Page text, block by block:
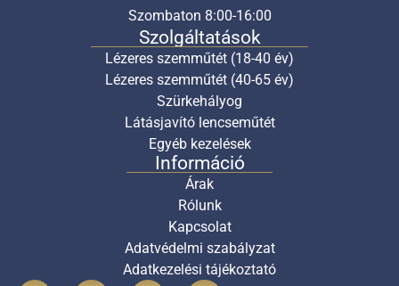
Szombaton 8:00-16:00
Szolgáltatások
Lézeres szemműtét (18-40 év)
Lézeres szemműtét (40-65 év)
Szürkehályog
Látásjavító lencseműtét
Egyéb kezelések
Információ
Árak
Rólunk
Kapcsolat
Adatvédelmi szabályzat
Adatkezelési tájékoztató